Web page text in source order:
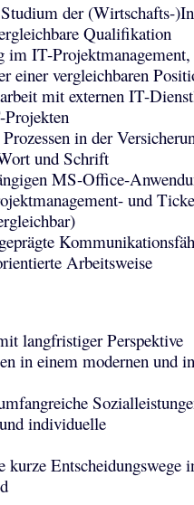
Studium der (Wirtschafts-
Qualifikation
im IT-Projektmanagement,
einer vergleichbaren
mit externen IT-
in der
und Schrift
MS-Office-
und
Arbeitsweise
langfristiger Perspektive
in einem modernen und
individuelle
Entscheidungswege